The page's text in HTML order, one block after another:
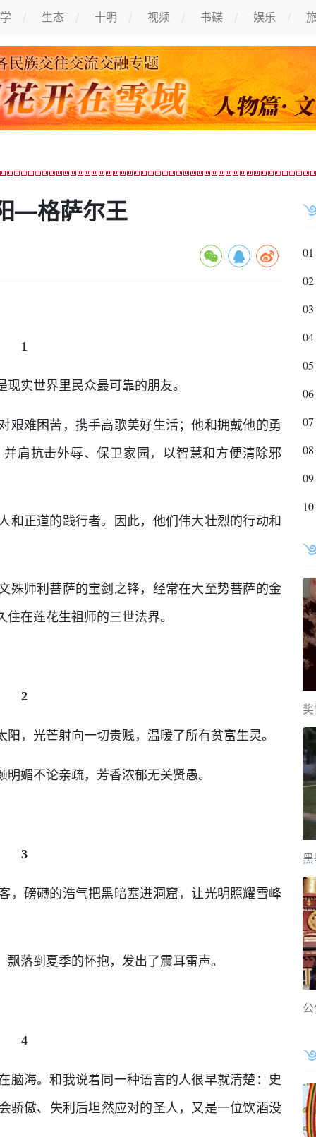
生态 十明 视频 书碟 娱乐
—格萨尔王
1
实世界里民众最可靠的朋友。
艰难困苦，携手高歌美好生活；他和拥戴他的勇
肩抗击外辱、保卫家园，以智慧和方便清除邪
和正道的践行者。因此，他们伟大壮烈的行动和
殊师利菩萨的宝剑之锋，经常在大至势菩萨的金
在莲花生祖师的三世法界。
2
，光芒射向一切贵贱，温暖了所有贫富生灵。
媚不论亲疏，芳香浓郁无关贤愚。
3
，磅礴的浩气把黑暗塞进洞窟，让光明照耀雪峰
落到夏季的怀抱，发出了震耳雷声。
4
脑海。和我说着同一种语言的人很早就清楚：史
骄傲、失利后坦然应对的圣人，又是一位饮酒没
01
02
03
04
05
06
07
08
09
10